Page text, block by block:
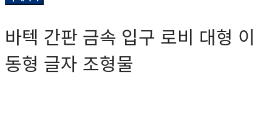
바텍 간판 금속 입구 로비 대형 이
동형 글자 조형물